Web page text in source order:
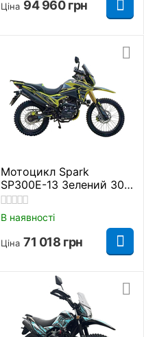
Ціна 94 960 грн
Мотоцикл Spark
SP300E-13 Зелений 300
куб. см.
В наявності
Ціна 71 018 грн